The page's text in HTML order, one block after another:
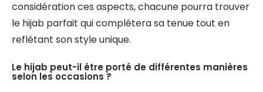
considération ces aspects, chacune pourra trouver
le hijab parfait qui complétera sa tenue tout en
reflétant son style unique.
Le hijab peut-il être porté de différentes manières
selon les occasions ?